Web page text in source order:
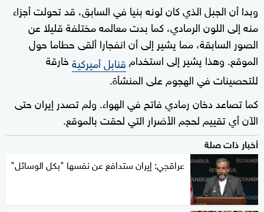
وبدا أن الجبل الذي كان لونه بنيا في السابق، قد تحولت أجزاء
منه إلى اللون الرمادي، كما بدت معالمه مختلفة قليلا عن
الصور السابقة، مما يشير إلى أن انفجارا ألقى حطاما حول
الموقع. وهذا يشير إلى استخدامقنابل أميركيةخارقة
للتحصينات في الهجوم على المنشأة.
كما تصاعد دخان رمادي فاتح في الهواء. ولم تصدر إيران حتى
الآن أي تقييم لحجم الأضرار التي لحقت بالموقع.
أخبار ذات صلة
عراقجي: إيران ستدافع عن نفسها "بكل الوسائل"